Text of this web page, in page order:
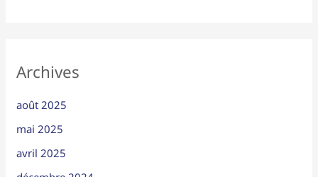
Archives
août 2025
mai 2025
avril 2025